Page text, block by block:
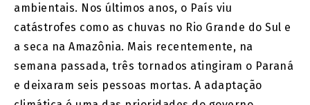
ambientais. Nos últimos anos, o País viu
catástrofes como as chuvas no Rio Grande do Sul e
a seca na Amazônia. Mais recentemente, na
semana passada, três tornados atingiram o Paraná
e deixaram seis pessoas mortas. A adaptação